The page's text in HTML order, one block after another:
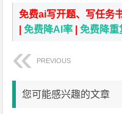
免费ai写开题、写任务
|免费降AI率 |免费降重
PREVIOUS
您可能感兴趣的文章